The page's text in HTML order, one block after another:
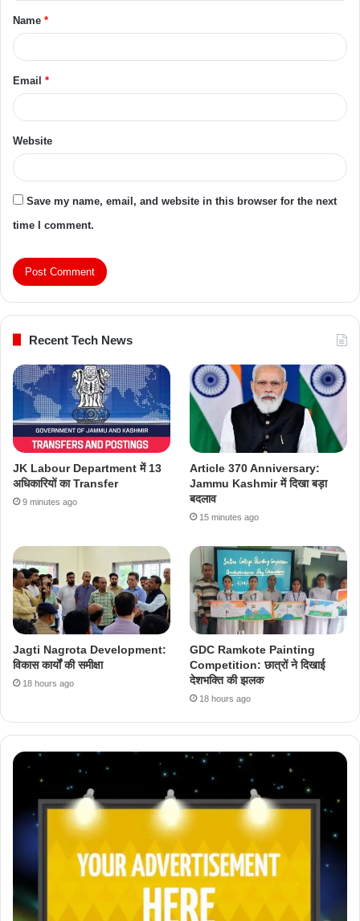
Name *
Email *
Website
Save my name, email, and website in this browser for the next
time I comment.
Recent Tech News
JK Labour Department में 13
अधिकारियों का Transfer
9 minutes ago
Article 370 Anniversary:
Jammu Kashmir में दिखा बड़ा
बदलाव
15 minutes ago
Jagti Nagrota Development:
विकास कार्यों की समीक्षा
18 hours ago
GDC Ramkote Painting
Competition: छात्रों ने दिखाई
देशभक्ति की झलक
18 hours ago